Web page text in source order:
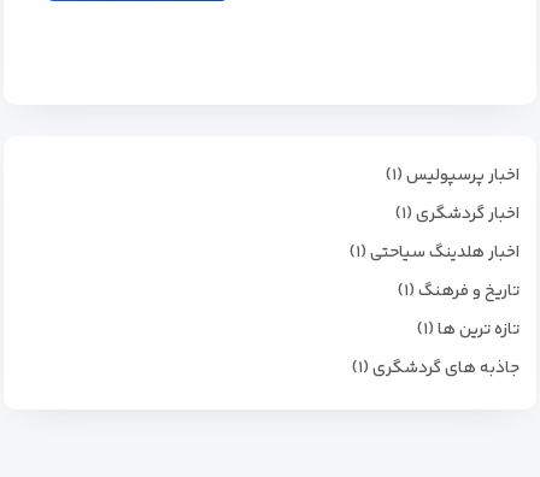
اخبار پرسپولیس (۱)
اخبار گردشگری (۱)
اخبار هلدینگ سیاحتی (۱)
تاریخ و فرهنگ (۱)
تازه ترین ها (۱)
جاذبه های گردشگری (۱)